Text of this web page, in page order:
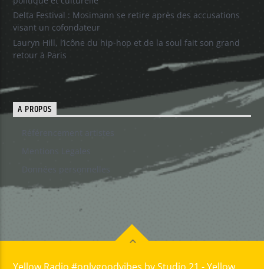
Delta Festival : Mosimann se retire après des accusations
visant un cofondateur
Lauryn Hill, l’icône du hip-hop et de la soul fait son grand
retour à Paris
A PROPOS